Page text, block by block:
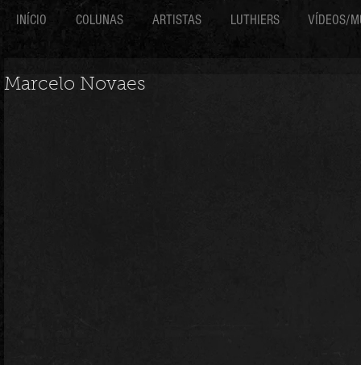
INÍCIO COLUNAS ARTISTAS LUTHIERS VÍDEOS/
Marcelo Novaes